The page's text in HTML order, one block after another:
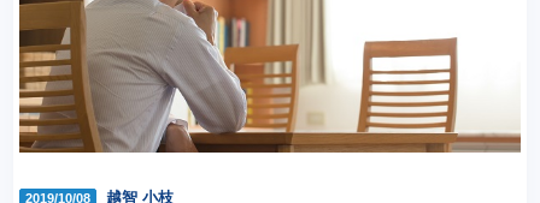
2019/10/08 越智 小枝